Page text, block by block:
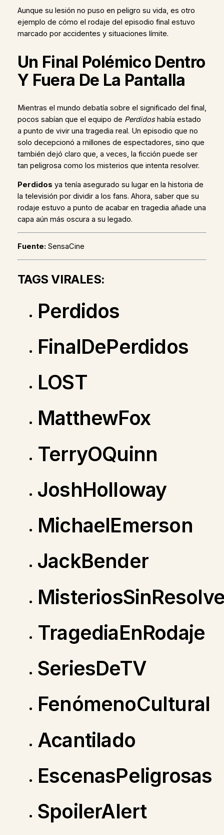
Aunque su lesión no puso en peligro su vida, es otro
ejemplo de cómo el rodaje del episodio final estuvo
marcado por accidentes y situaciones límite.
Un Final Polémico Dentro
Y Fuera De La Pantalla
Mientras el mundo debatía sobre el significado del final,
pocos sabían que el equipo de Perdidoshabía estado
a punto de vivir una tragedia real. Un episodio que no
solo decepcionó a millones de espectadores, sino que
también dejó claro que, a veces, la ficción puede ser
tan peligrosa como los misterios que intenta resolver.
Perdidos ya tenía asegurado su lugar en la historia de
la televisión por dividir a los fans. Ahora, saber que su
rodaje estuvo a punto de acabar en tragedia añade una
capa aún más oscura a su legado.
Fuente: SensaCine
TAGS VIRALES:
Perdidos
FinalDePerdidos
LOST
MatthewFox
TerryOQuinn
JoshHolloway
MichaelEmerson
JackBender
TragediaEnRodaje
SeriesDeTV
FenómenoCultural
Acantilado
EscenasPeligrosas
SpoilerAlert